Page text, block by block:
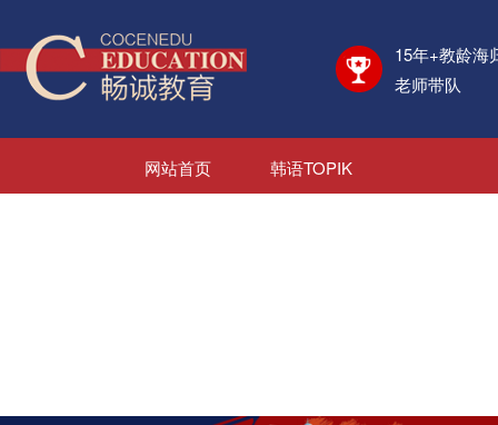
15年+教龄海
老师带队
网站首页 韩语TOPIK